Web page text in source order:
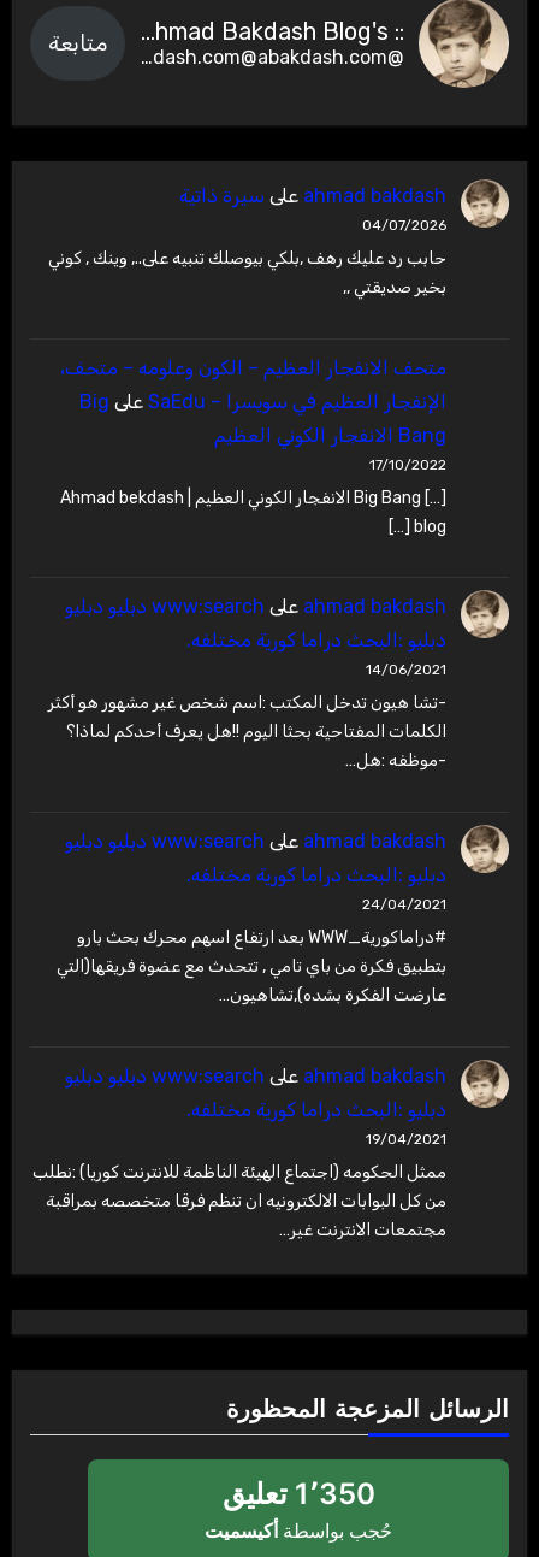
:: Ahmad Bakdash Blog's ::
@abakdash.com@abakdash.com
متابعة
ahmad bakdash على سيرة ذاتية
04/07/2026
حابب رد عليك رهف ,بلكي بيوصلك تنبيه على.., وينك , كوني
بخير صديقتي ,,
متحف الانفجار العظيم – ‫الكون وعلومه – متحف،
الإنفجار العظيم في سويسرا – SaEdu
على Big
Bang الانفجار الكوني العظيم
17/10/2022
[…] Big Bang الانفجار الكوني العظيم | Ahmad bekdash
blog […]
ahmad bakdash على
www:search دبليو دبليو
دبليو :البحث دراما كورية مختلفه.
14/06/2021
-تشا هيون تدخل المكتب :اسم شخص غير مشهور هو أكثر
الكلمات المفتاحية بحثا اليوم !!هل يعرف أحدكم لماذا؟
-موظفه :هل…
ahmad bakdash على
www:search دبليو دبليو
دبليو :البحث دراما كورية مختلفه.
24/04/2021
#دراماكورية_WWW بعد ارتفاع اسهم محرك بحث بارو
بتطبيق فكرة من باي تامي , تتحدث مع عضوة فريقها(التي
عارضت الفكرة بشده),تشاهيون…
ahmad bakdash على
www:search دبليو دبليو
دبليو :البحث دراما كورية مختلفه.
19/04/2021
ممثل الحكومه (اجتماع الهيئة الناظمة للانترنت كوريا) :نطلب
من كل البوابات الالكترونيه ان تنظم فرقا متخصصه بمراقبة
مجتمعات الانترنت غير…
الرسائل المزعجة المحظورة
1٬350 تعليق
حُجب بواسطة أكيسميت